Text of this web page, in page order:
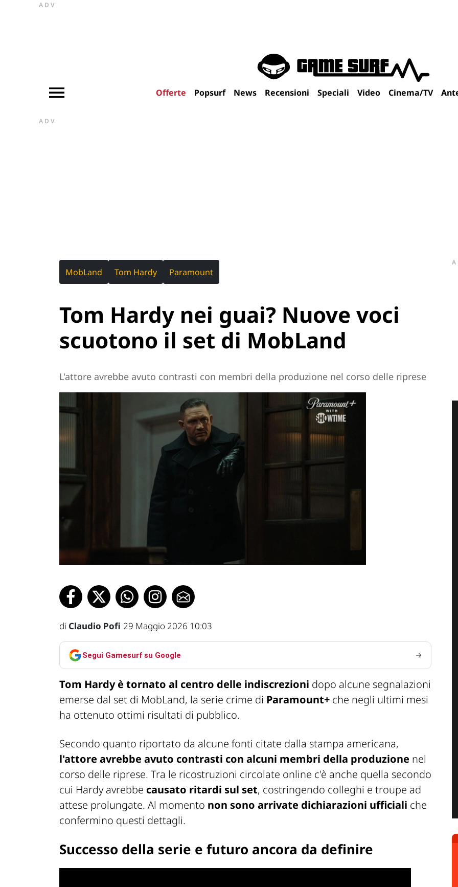
ADV
Offerte Popsurf News Recensioni Speciali Video Cinema/TV
ADV
MobLand Tom Hardy Paramount
Tom Hardy nei guai? Nuove voci
scuotono il set di MobLand
L'attore avrebbe avuto contrasti con membri della produzione nel corso delle riprese
di Claudio Pofi 29 Maggio 2026 10:03
Segui Gamesurf su Google
Tom Hardy è tornato al centro delle indiscrezioni dopo alcune segnalazioni
emerse dal set di MobLand, la serie crime di Paramount+ che negli ultimi mesi
ha ottenuto ottimi risultati di pubblico.
Secondo quanto riportato da alcune fonti citate dalla stampa americana,
l'attore avrebbe avuto contrasti con alcuni membri della produzione nel
corso delle riprese. Tra le ricostruzioni circolate online c'è anche quella secondo
cui Hardy avrebbe causato ritardi sul set, costringendo colleghi e troupe ad
attese prolungate. Al momento non sono arrivate dichiarazioni ufficiali che
confermino questi dettagli.
Successo della serie e futuro ancora da definire